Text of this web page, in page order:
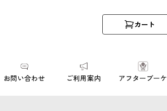
カート
お問い合わせ ご利用案内 アフターブーケ